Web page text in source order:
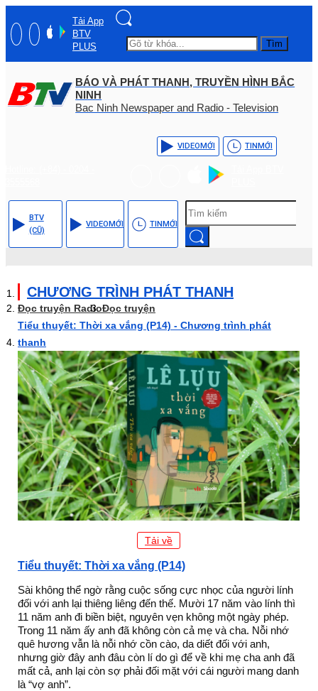
Tải App
BTV
PLUS
Tìm
BÁO VÀ PHÁT THANH, TRUYỀN HÌNH BẮC
NINH
Bac Ninh Newspaper and Radio - Television
VIDEOMỚI TINMỚI
BTV
(CŨ)
VIDEOMỚI TINMỚI
CHƯƠNG TRÌNH PHÁT THANH
Đọc truyện RadioĐọc truyện
Tiểu thuyết: Thời xa vắng (P14) - Chương trình phát
thanh
Tải về
Tiểu thuyết: Thời xa vắng (P14)
Sài không thể ngờ rằng cuộc sống cực nhọc của người lính
đối với anh lại thiêng liêng đến thế. Mười 17 năm vào lính thì
11 năm anh đi biền biệt, nguyên vẹn không một ngày phép.
Trong 11 năm ấy anh đã không còn cả mẹ và cha. Nỗi nhớ
quê hương vẫn là nỗi nhớ cồn cào, da diết đối với anh,
nhưng giờ đây anh đâu còn lí do gì để về khi mẹ cha anh đã
mất cả, anh lại còn sợ phải đối mặt với cái người mang danh
là “vợ anh”.